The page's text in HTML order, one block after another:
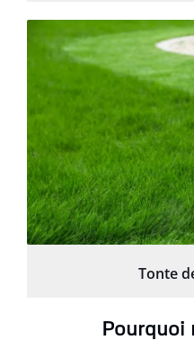
Tonte
Pourquoi